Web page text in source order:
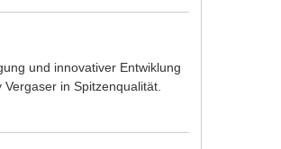
und innovativer Entwiklung
in Spitzenqualität.